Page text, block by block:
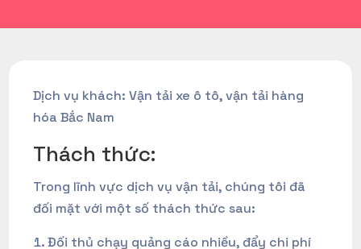
Dịch vụ khách: Vận tải xe ô tô, vận tải hàng
hóa Bắc Nam
Thách thức:
Trong lĩnh vực dịch vụ vận tải, chúng tôi đã
đối mặt với một số thách thức sau:
Đối thủ chạy quảng cáo nhiều, đẩy chi phí